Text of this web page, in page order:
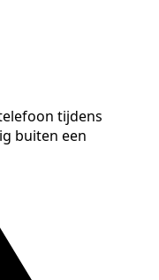
tijdens
buiten een